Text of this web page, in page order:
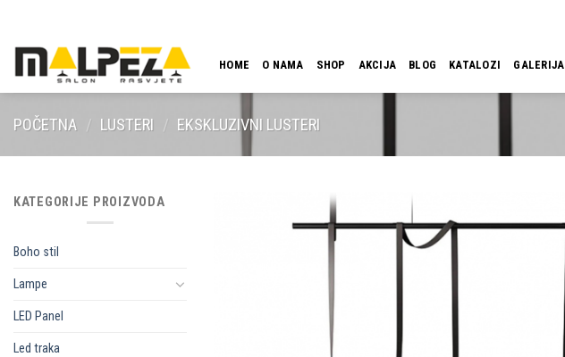
content
HOME O NAMA SHOP AKCIJA BLOG KATALOZI GALERIJA
POČETNA / LUSTERI / EKSKLUZIVNI LUSTERI
KATEGORIJE PROIZVODA
Boho stil
Lampe
LED Panel
Led traka